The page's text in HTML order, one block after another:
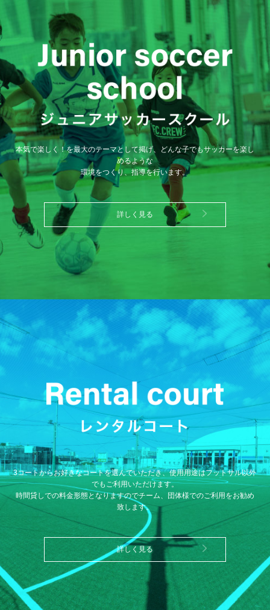
本気で楽しく！を最大のテーマとして掲げ、どんな子でもサッカーを楽し
めるような
環境をつくり、指導を行います。
詳しく見る
3コートからお好きなコートを選んでいただき、使用用途はフットサル以外
でもご利用いただけます。
時間貸しでの料金形態となりますのでチーム、団体様でのご利用をお勧め
致します。
詳しく見る